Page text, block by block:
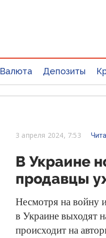
Валюта Депозиты
3 апреля 2024, 7:53
В Украине
продавцы
Несмотря на войну
в Украине выходят
происходит на